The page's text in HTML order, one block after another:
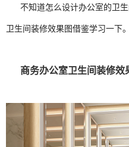
不知道怎么设计办公室的卫
卫生间装修效果图借鉴学习一下。
商务办公室卫生间装修效